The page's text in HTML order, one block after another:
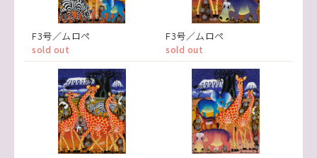
F3号／ムロペ
sold out
F3号／ムロペ
sold out